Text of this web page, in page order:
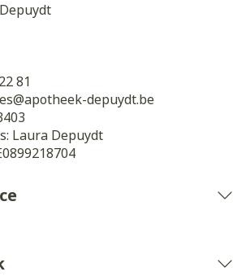
81
apotheek-depuydt.be
Laura Depuydt